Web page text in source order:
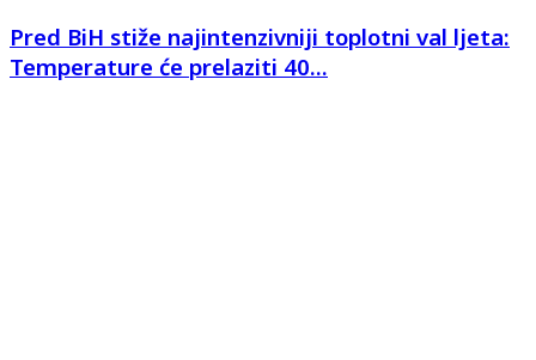
Pred BiH stiže najintenzivniji toplotni val ljeta:
Temperature će prelaziti 40...